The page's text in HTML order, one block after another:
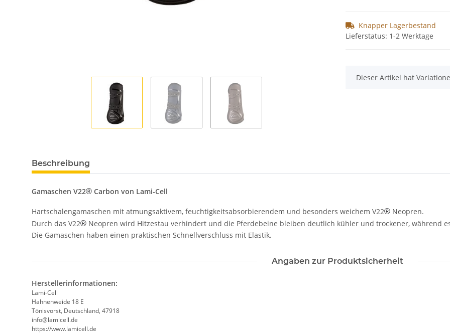
Knapper Lagerbestand
Lieferstatus: 1-2 Werktage
x
Dieser Artikel hat
Beschreibung
Gamaschen V22® Carbon von Lami-Cell
Hartschalengamaschen mit atmungsaktivem, feuchtigkeitsabsorbierendem und besonders weichem V22® Neopren.
Durch das V22® Neopren wird Hitzestau verhindert und die Pferdebeine bleiben deutlich kühler und trockener, während
Die Gamaschen haben einen praktischen Schnellverschluss mit Elastik.
Angaben zur Produktsicherheit
Herstellerinformationen:
Lami-Cell
Hahnenweide 18 E
Tönisvorst, Deutschland, 47918
info@lamicell.de
https://www.lamicell.de